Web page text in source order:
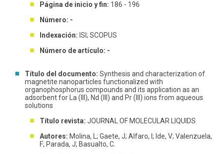
Página de inicio y fin: 186 - 196
Número: -
Indexación: ISI; SCOPUS
Número de artículo: -
Título del documento: Synthesis and characterization of
magnetite nanoparticles functionalized with
organophosphorus compounds and its application as an
adsorbent for La (III), Nd (III) and Pr (III) ions from aqueous
solutions
Título revista: JOURNAL OF MOLECULAR LIQUIDS
Autores: Molina, L; Gaete, J; Alfaro, I; Ide, V; Valenzuela,
F; Parada, J; Basualto, C.